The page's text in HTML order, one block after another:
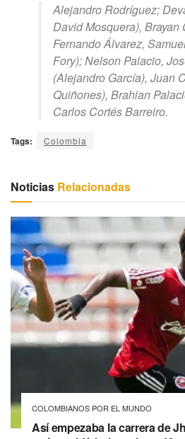
Alejandro Rodríguez;
David Mosquera), Brayan
Fernando Álvarez,
Fory); Nelson Palacio,
(Alejandro García), Juan
Quiñones), Brahian
Carlos Cortés Barreiro.
Tags: Colombia
Noticias Relacionadas
COLOMBIANOS POR EL MUNDO
Así empezaba la carrera de